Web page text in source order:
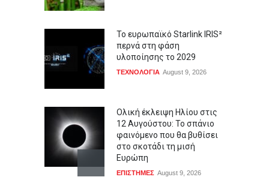
Το ευρωπαϊκό Starlink IRIS²
περνά στη φάση
υλοποίησης το 2029
ΤΕΧΝΟΛΟΓΙΑ August 9, 2026
Ολική έκλειψη Ηλίου στις
12 Αυγούστου: Το σπάνιο
φαινόμενο που θα βυθίσει
στο σκοτάδι τη μισή
Ευρώπη
ΕΠΙΣΤΗΜΕΣ August 9, 2026